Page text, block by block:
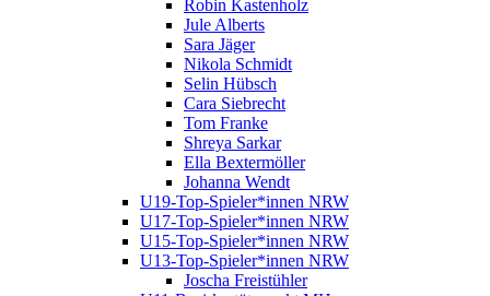
Robin Kastenholz
Jule Alberts
Sara Jäger
Nikola Schmidt
Selin Hübsch
Cara Siebrecht
Tom Franke
Shreya Sarkar
Ella Bextermöller
Johanna Wendt
U19-Top-Spieler*innen NRW
U17-Top-Spieler*innen NRW
U15-Top-Spieler*innen NRW
U13-Top-Spieler*innen NRW
Joscha Freistühler